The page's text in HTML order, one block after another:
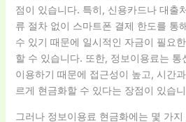
점이 있습니다. 특히, 신용카드나 대출
류 절차 없이 스마트폰 결제 한도를 통
수 있기 때문에 일시적인 자금이 필요
할 수 있습니다. 또한, 정보이용료는 통
이용하기 때문에 접근성이 높고, 시간
르게 현금화할 수 있다는 장점이 있습
그러나 정보이용료 현금화에는 몇 가지